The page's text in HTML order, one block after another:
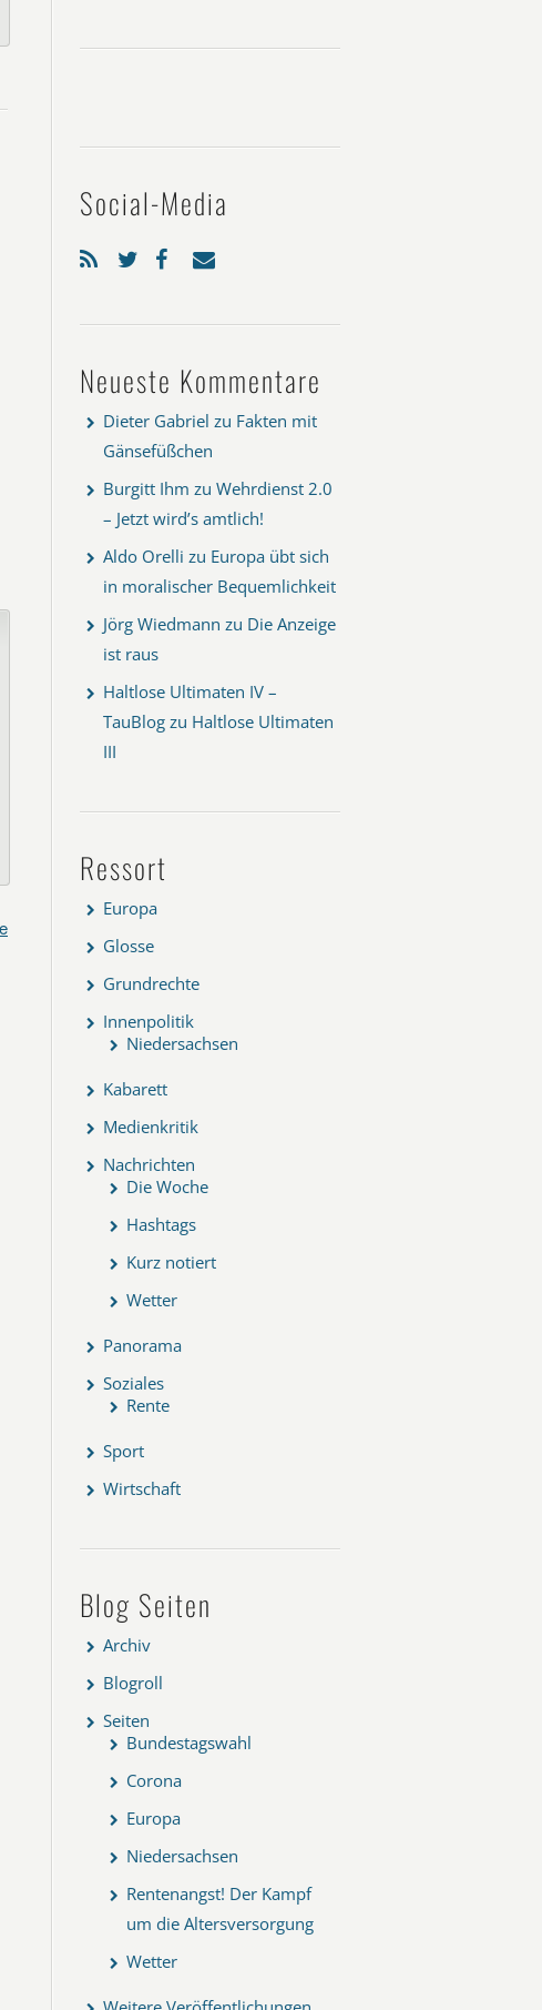
Social-Media
Neueste Kommentare
Dieter Gabriel zu Fakten mit
Gänsefüßchen
Burgitt Ihm zu Wehrdienst 2.0
– Jetzt wird’s amtlich!
Aldo Orelli zu Europa übt sich
in moralischer Bequemlichkeit
Jörg Wiedmann zu Die Anzeige
ist raus
Haltlose Ultimaten IV –
TauBlog zu Haltlose Ultimaten
III
Ressort
Europa
Glosse
Grundrechte
Innenpolitik
Niedersachsen
Kabarett
Medienkritik
Nachrichten
Die Woche
Hashtags
Kurz notiert
Wetter
Panorama
Soziales
Rente
Sport
Wirtschaft
Blog Seiten
Archiv
Blogroll
Seiten
Bundestagswahl
Corona
Europa
Niedersachsen
Rentenangst! Der Kampf
um die Altersversorgung
Wetter